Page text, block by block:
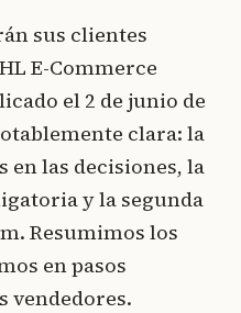
sus clientes
E-Commerce
el 2 de junio de
clara: la
en las decisiones, la
y la segunda
Resumimos los
en pasos
vendedores.